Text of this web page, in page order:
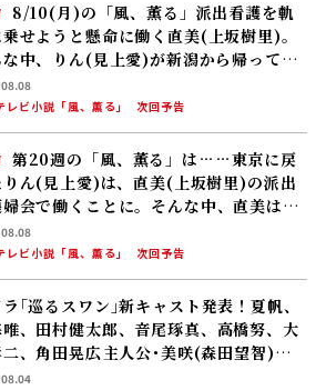
8/10(月)の「風、薫る」派出看護を軌
せようと懸命に働く直美(上坂樹里)。
な中、りん(見上愛)が新潟から帰ってく
レビ小説「風、薫る」
次回予告
第20週の「風、薫る」は……東京に戻
りん(見上愛)は、直美(上坂樹里)の派出
会で働くことに。そんな中、直美は自
想とした無償の看護を始める
レビ小説「風、薫る」
次回予告
｢巡るスワン｣新キャスト発表！夏帆、
、田村健太郎、音尾琢真、高橋努、大
、角田晃広――主人公･美咲(森田望智)が
る警察署の人々 2027年度前期放送